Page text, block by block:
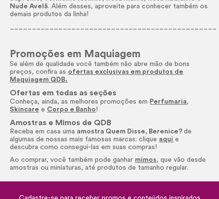
Nude Avelã. Além desses, aproveite para conhecer também os
demais produtos da linha!
Promoções em Maquiagem
Se além de qualidade você também não abre mão de bons
preços, confira as ofertas exclusivas em produtos de
Maquiagem QDB.
Ofertas em todas as seções
Conheça, ainda, as melhores promoções em Perfumaria,
Skincare e Corpo e Banho!
Amostras e Mimos de QDB
Receba em casa uma amostra Quem Disse, Berenice?de
algumas de nossas mais famosas marcas: clique aqui e
descubra como consegui-las em suas compras!
Ao comprar, você também pode ganhar mimos, que vão desde
amostras ou miniaturas, até produtos de tamanho regular.